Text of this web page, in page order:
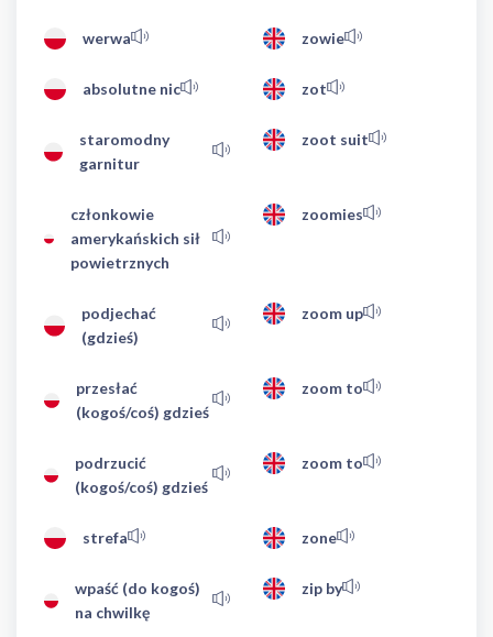
werwa zowie
absolutne nic zot
staromodny
garnitur
zoot suit
członkowie
amerykańskich sił
powietrznych
zoomies
podjechać
(gdzieś)
zoom up
przesłać
(kogoś/coś) gdzieś
zoom to
podrzucić
(kogoś/coś) gdzieś
zoom to
strefa zone
wpaść (do kogoś)
na chwilkę
zip by